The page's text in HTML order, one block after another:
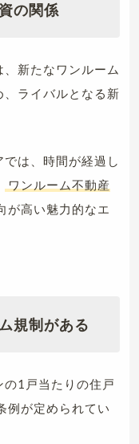
の関係
新たなワンルーム
ライバルとなる新
は、時間が経過し
ワンルーム不動産
が高い魅力的なエ
規制がある
1戸当たりの住戸
例が定められてい